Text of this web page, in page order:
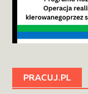
PRACUJ.PL